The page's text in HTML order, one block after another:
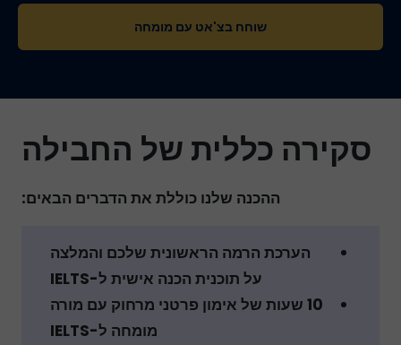
שוחח בצ'אט עם מומחה
סקירה כללית של החבילה
ההכנה שלנו כוללת את הדברים הבאים:
הערכת הרמה הראשונית שלכם והמלצה
על תוכנית הכנה אישית ל-IELTS
10 שעות של אימון פרטני מרחוק עם מורה
מומחה ל-IELTS